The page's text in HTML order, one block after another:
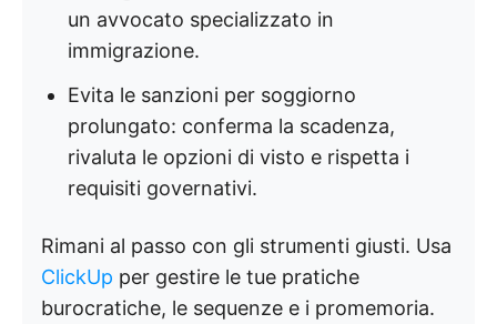
un avvocato specializzato in
immigrazione.
Evita le sanzioni per soggiorno
prolungato: conferma la scadenza,
rivaluta le opzioni di visto e rispetta i
requisiti governativi.
Rimani al passo con gli strumenti giusti. Usa
ClickUp per gestire le tue pratiche
burocratiche, le sequenze e i promemoria.